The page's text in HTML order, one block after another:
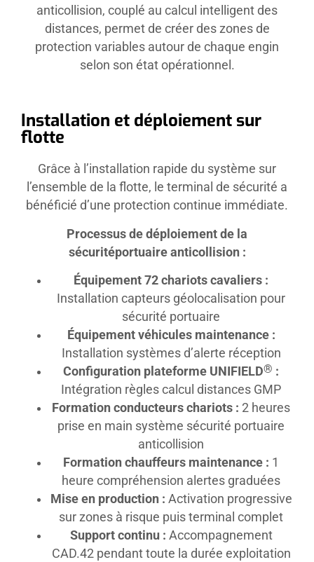
anticollision, couplé au calcul intelligent des
distances, permet de créer des zones de
protection variables autour de chaque engin
selon son état opérationnel.
Installation et déploiement sur
flotte
Grâce à l’installation rapide du système sur
l’ensemble de la flotte, le terminal de sécurité a
bénéficié d’une protection continue immédiate.
Processus de déploiement de la
sécuritéportuaire anticollision :
Équipement 72 chariots cavaliers :
Installation capteurs géolocalisation pour
sécurité portuaire
Équipement véhicules maintenance :
Installation systèmes d’alerte réception
Configuration plateforme UNIFIELD® :
Intégration règles calcul distances GMP
Formation conducteurs chariots : 2 heures
prise en main système sécurité portuaire
anticollision
Formation chauffeurs maintenance : 1
heure compréhension alertes graduées
Mise en production : Activation progressive
sur zones à risque puis terminal complet
Support continu : Accompagnement
CAD.42 pendant toute la durée exploitation